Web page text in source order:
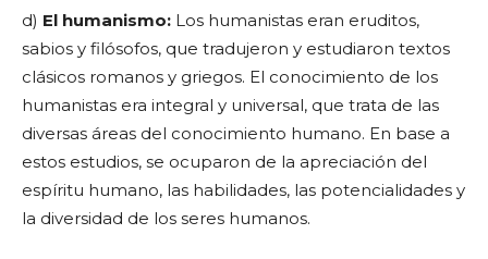
d) El humanismo: Los humanistas eran eruditos,
sabios y filósofos, que tradujeron y estudiaron textos
clásicos romanos y griegos. El conocimiento de los
humanistas era integral y universal, que trata de las
diversas áreas del conocimiento humano. En base a
estos estudios, se ocuparon de la apreciación del
espíritu humano, las habilidades, las potencialidades y
la diversidad de los seres humanos.